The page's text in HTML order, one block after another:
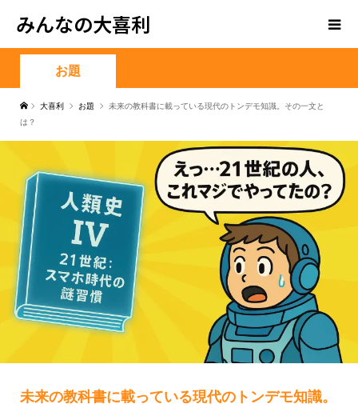
みんなの大喜利
お題
大喜利 お題
未来の教科書に載っている現代のトンデモ知識。その一文と
は？
未来の教科書に載っている現代のトンデモ知識。